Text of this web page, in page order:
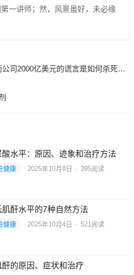
一讲师；然，风景虽好，未必缘
胆固醇阴谋：美国大型制药公司2000亿美元的谎言是如何杀死你的！
酸水平：原因、迹象和治疗方法
健康 2025年10月8日 · 395阅读
肌酐水平的7种自然方法
健康 2025年10月4日 · 521阅读
酐的原因、症状和治疗